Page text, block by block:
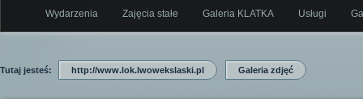
Wydarzenia Zajęcia stałe Galeria KLATKA Usługi
Tutaj jesteś: http://www.lok.lwowekslaski.pl Galeria zdjęć